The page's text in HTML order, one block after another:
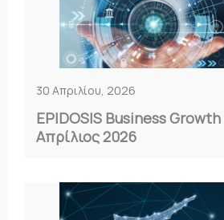
30 Απριλίου, 2026
EPIDOSIS Business
Απρίλιος 2026